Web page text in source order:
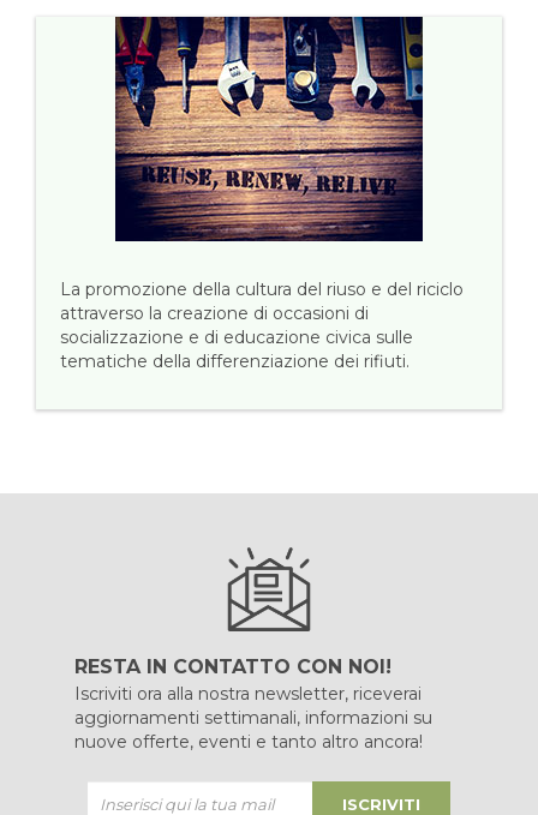
La promozione della cultura del riuso e del riciclo
attraverso la creazione di occasioni di
socializzazione e di educazione civica sulle
tematiche della differenziazione dei rifiuti.
RESTA IN CONTATTO CON NOI!
Iscriviti ora alla nostra newsletter, riceverai
aggiornamenti settimanali, informazioni su
nuove offerte, eventi e tanto altro ancora!
ISCRIVITI